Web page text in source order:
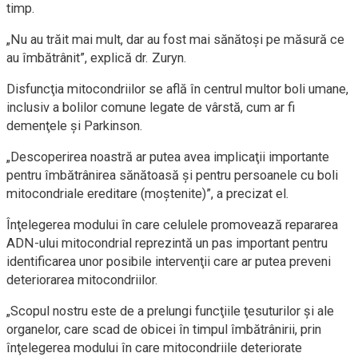
timp.
„Nu au trăit mai mult, dar au fost mai sănătoşi pe măsură ce
au îmbătrânit”, explică dr. Zuryn.
Disfuncţia mitocondriilor se află în centrul multor boli umane,
inclusiv a bolilor comune legate de vârstă, cum ar fi
demenţele şi Parkinson.
„Descoperirea noastră ar putea avea implicaţii importante
pentru îmbătrânirea sănătoasă şi pentru persoanele cu boli
mitocondriale ereditare (moştenite)”, a precizat el.
Înţelegerea modului în care celulele promovează repararea
ADN-ului mitocondrial reprezintă un pas important pentru
identificarea unor posibile intervenţii care ar putea preveni
deteriorarea mitocondriilor.
„Scopul nostru este de a prelungi funcţiile ţesuturilor şi ale
organelor, care scad de obicei în timpul îmbătrânirii, prin
înţelegerea modului în care mitocondriile deteriorate